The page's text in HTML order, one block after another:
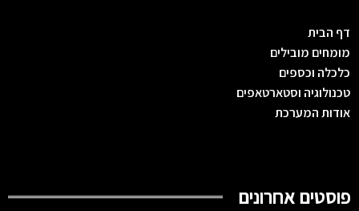
דף הבית
מומחים מובילים
כלכלה וכספים
טכנולוגיה וסטארטאפים
אודות המערכת
פוסטים אחרונים